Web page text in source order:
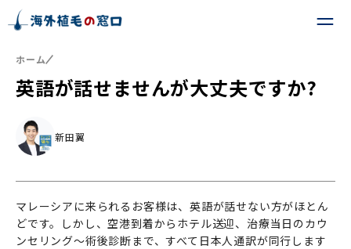
ホーム
英語が話せませんが大丈夫ですか?
新田翼
マレーシアに来られるお客様は、英語が話せない方がほとん
どです。しかし、空港到着からホテル送迎、治療当日のカウ
ンセリング〜術後診断まで、すべて日本人通訳が同行します